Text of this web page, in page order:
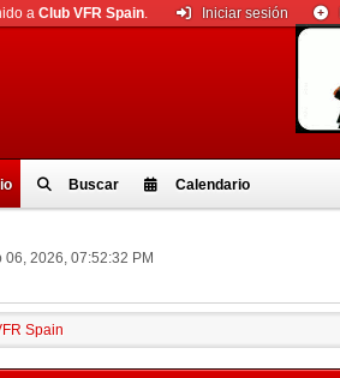
Buscar Calendario
a Club VFR Spain. Iniciar sesión
06, 2026, 07:52:32 PM
Spain